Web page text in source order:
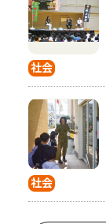
社会
社会